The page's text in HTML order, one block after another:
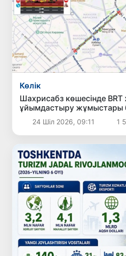
Көлік
Шахрисабз көшесінде
ұйымдастыру жұмыстары
24 Шіл 2026, 09:11 1